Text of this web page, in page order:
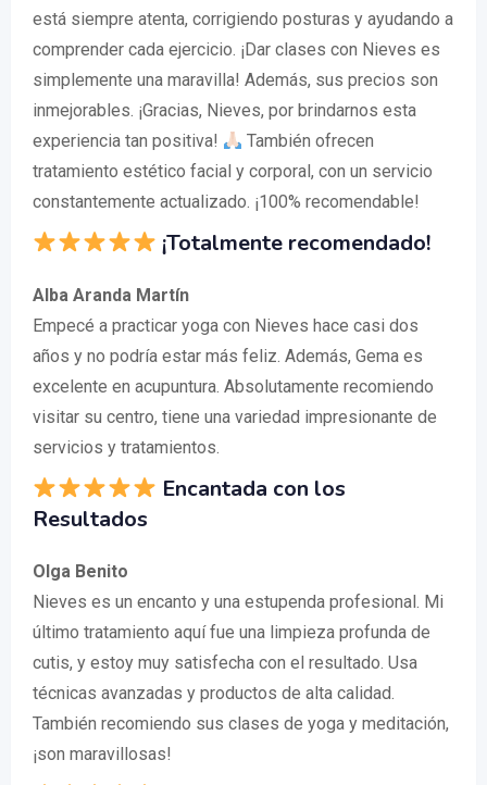
está siempre atenta, corrigiendo posturas y ayudando a
comprender cada ejercicio. ¡Dar clases con Nieves es
simplemente una maravilla! Además, sus precios son
inmejorables. ¡Gracias, Nieves, por brindarnos esta
experiencia tan positiva!
También ofrecen
tratamiento estético facial y corporal, con un servicio
constantemente actualizado. ¡100% recomendable!
¡Totalmente recomendado!
Alba Aranda Martín
Empecé a practicar yoga con Nieves hace casi dos
años y no podría estar más feliz. Además, Gema es
excelente en acupuntura. Absolutamente recomiendo
visitar su centro, tiene una variedad impresionante de
servicios y tratamientos.
Encantada con los
Resultados
Olga Benito
Nieves es un encanto y una estupenda profesional. Mi
último tratamiento aquí fue una limpieza profunda de
cutis, y estoy muy satisfecha con el resultado. Usa
técnicas avanzadas y productos de alta calidad.
También recomiendo sus clases de yoga y meditación,
¡son maravillosas!